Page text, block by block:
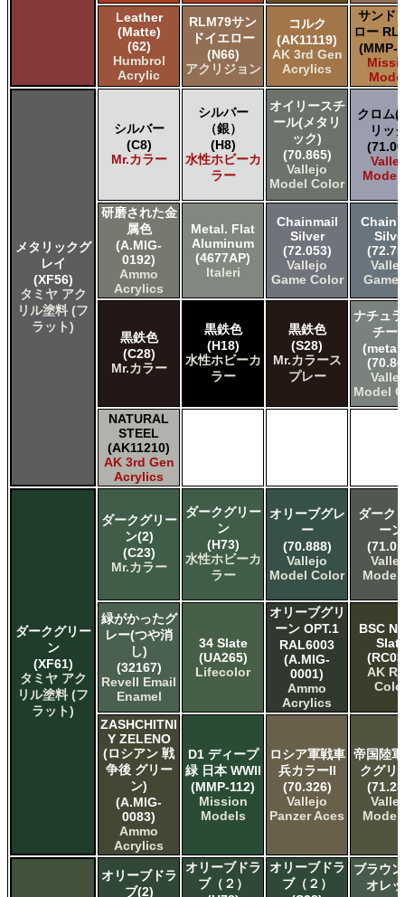
Leather
(Matte)
(62)
Humbrol
Acrylic
RLM79サン
ドイエロー
(N66)
アクリジョン
コルク
(AK11119)
AK 3rd Gen
Acrylics
サンド
ロー
(MMP-
メタリックグ
レイ
(XF56)
タミヤ アク
リル塗料 (フ
ラット)
シルバー
(C8)
Mr.カラー
シルバー
（銀）
(H8)
水性ホビーカ
ラー
オイリースチ
ール(メタリ
ック)
(70.865)
Vallejo
Model Color
クロム(
リッ
Model
研磨された金
属色
(A.MIG-
0192)
Ammo
Acrylics
Metal. Flat
Aluminum
(4677AP)
Italeri
Chainmail
Silver
(72.053)
Vallejo
Game Color
Game
黒鉄色
(C28)
Mr.カラー
黒鉄色
(H18)
水性ホビーカ
ラー
黒鉄色
(S28)
Mr.カラース
プレー
ナチュ
チー
Model
NATURAL
STEEL
(AK11210)
AK 3rd Gen
Acrylics
ダークグリー
ン
(XF61)
タミヤ アク
リル塗料 (フ
ラット)
ダークグリー
ン(2)
(C23)
Mr.カラー
ダークグリー
ン
(H73)
水性ホビーカ
ラー
オリーブグレ
ー
(70.888)
Vallejo
Model Color
ダーク
ーン
Model
緑がかったグ
レー(つや消
し)
(32167)
Revell Email
Enamel
34 Slate
(UA265)
Lifecolor
オリーブグリ
ーン OPT.1
RAL6003
(A.MIG-
0001)
Ammo
Acrylics
BSC
AK
ZASHCHITNI
Y ZELENO
(ロシアン 戦
争後 グリー
ン)
(A.MIG-
0083)
Ammo
Acrylics
D1 ディープ
緑 日本 WWII
(MMP-112)
Mission
Models
ロシア軍戦車
兵カラーII
(70.326)
Vallejo
Panzer Aces
帝国陸
クグリ
Model
オリーブドラ
ブ(2)
オリーブドラ
ブ（２）
オリーブドラ
ブ（２）
ブラウ
オレ